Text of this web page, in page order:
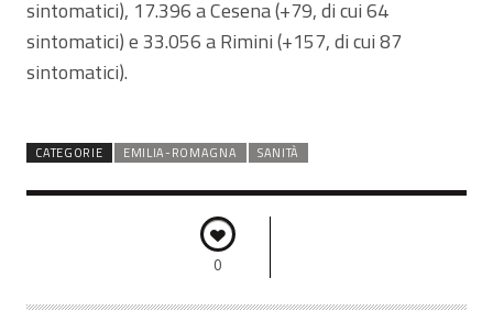
sintomatici), 17.396 a Cesena (+79, di cui 64
sintomatici) e 33.056 a Rimini (+157, di cui 87
sintomatici).
CATEGORIE EMILIA-ROMAGNA SANITÀ
0